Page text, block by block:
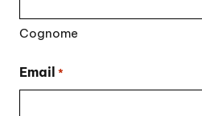
Cognome
Email *